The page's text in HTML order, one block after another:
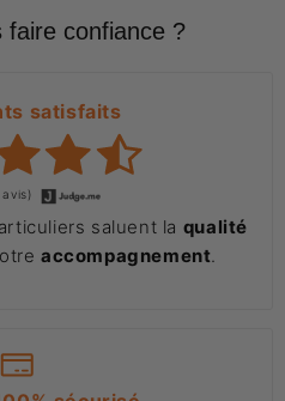
faire confiance ?
satisfaits
avis)
saluent la qualité
accompagnement